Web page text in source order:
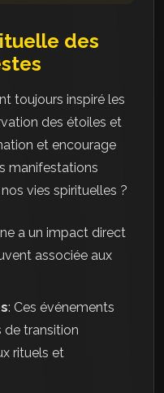
des
toujours inspiré les
des étoiles et
et encourage
manifestations
vies spirituelles ?
a un impact direct
associée aux
: Ces événements
transition
rituels et